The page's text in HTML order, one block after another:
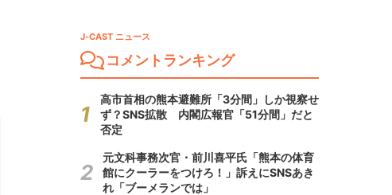
J-CAST ニュース
コメントランキング
高市首相の熊本避難所「3分間」しか視察せ
ず？SNS拡散 内閣広報官「51分間」だと
否定
元文科事務次官・前川喜平氏「熊本の体育
館にクーラーをつけろ！」訴えにSNSあき
れ「ブーメランでは」